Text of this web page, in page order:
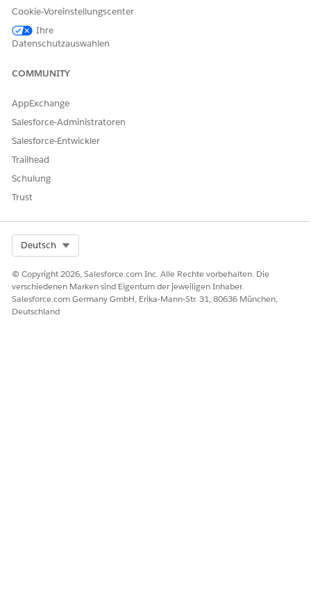
Auswahllisten für die
Darlehensauszahlung
anfordern:
Land/Region, um auszuwählen, welche Bundesstaaten und
KONNTEN SIE IHR PROBLEM MITHILFE DIESES ARTIKELS
Geben Sie uns Feedback, damit wir uns verbessern können.
Cookie-Voreinstellungscenter
Ihre
Datenschutzauswahlen
COMMUNITY
AppExchange
Salesforce-Administratoren
Salesforce-Entwickler
Trailhead
Schulung
Trust
Deutsch
© Copyright 2026, Salesforce.com Inc. Alle Rechte vorbehalten. Die
verschiedenen Marken sind Eigentum der jeweiligen Inhaber.
Salesforce.com Germany GmbH, Erika-Mann-Str. 31, 80636 München,
Deutschland